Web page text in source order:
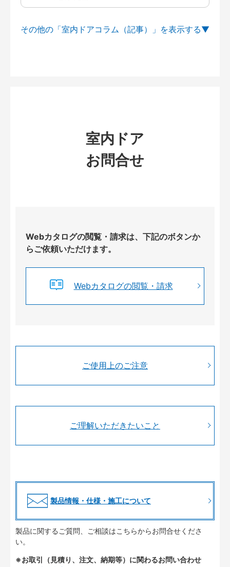
その他の「室内ドアコラム（記事）」を
室内ドア
お問合せ
Webカタログの閲覧・請求は、下記のボタンか
らご依頼いただけます。
Webカタログの閲覧・請求
ご使用上のご注意
ご理解いただきたいこと
製品情報・仕様・施工について
製品に関するご質問、ご相談はこちらからお問合せくださ
い。
※お取引（見積り、注文、納期等）に関わるお問い合わせ